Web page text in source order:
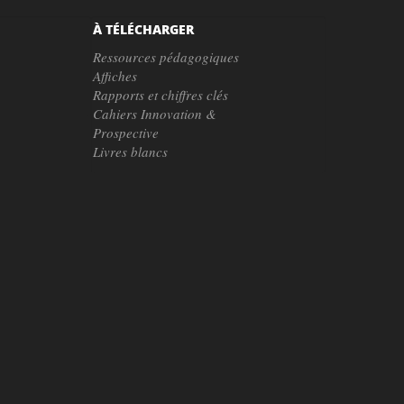
À TÉLÉCHARGER
Ressources pédagogiques
Affiches
Rapports et chiffres clés
Cahiers Innovation &
Prospective
Livres blancs